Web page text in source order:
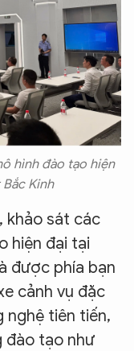
hình đào tạo hiện
Kinh
khảo sát các
hiện đại tại
được phía bạn
cảnh vụ đặc
nghệ tiên tiến,
đào tạo như